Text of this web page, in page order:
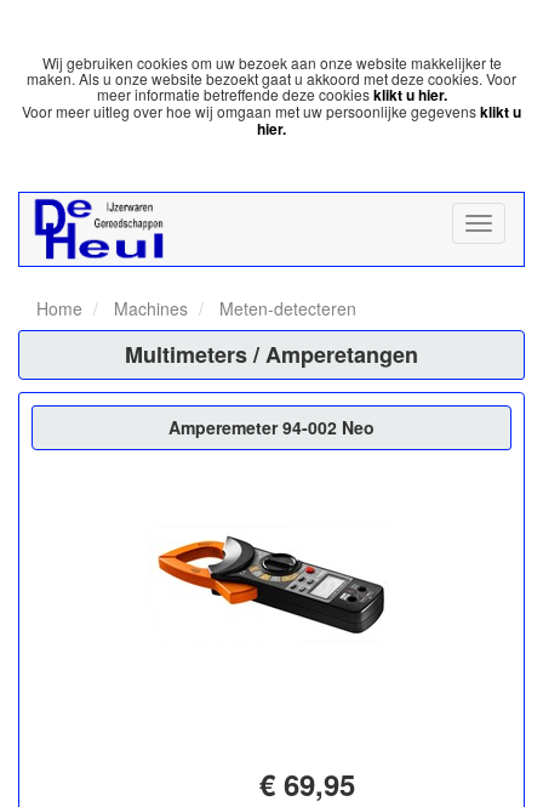
Wij gebruiken cookies om uw bezoek aan onze website makkelijker te
maken. Als u onze website bezoekt gaat u akkoord met deze cookies. Voor
meer informatie betreffende deze cookiesklikt u hier.
Voor meer uitleg over hoe wij omgaan met uw persoonlijke gegevensklikt u
hier.
Home Machines Meten-detecteren
Multimeters / Amperetangen
Amperemeter 94-002 Neo
€ 69,95